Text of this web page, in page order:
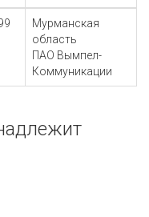
Мурманская
область
ПАО Вымпел-
Коммуникации